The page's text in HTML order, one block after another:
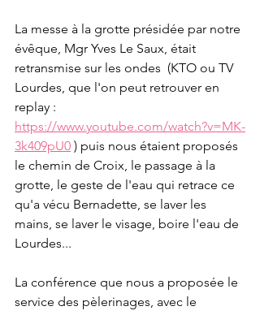
La messe à la grotte présidée par notre
évêque, Mgr Yves Le Saux, était
retransmise sur les ondes  (KTO ou TV
Lourdes, que l'on peut retrouver en
replay :
https://www.youtube.com/watch?v=MK-
3k409pU0 ) puis nous étaient proposés
le chemin de Croix, le passage à la
grotte, le geste de l'eau qui retrace ce
qu'a vécu Bernadette, se laver les
mains, se laver le visage, boire l'eau de
Lourdes...
La conférence que nous a proposée le
service des pèlerinages, avec le